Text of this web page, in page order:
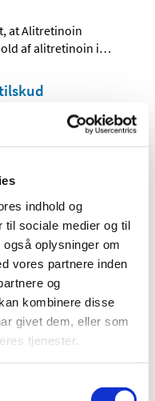
indhold og
til sociale medier og til
oplysninger om
vores partnere inden
og
kombinere disse
givet dem, eller som
tjenester.
at Alitretinoin
af alitretinoin i…
at Jardiance bevarer
” til…
at Enerzair
juli 2021 ændrer…
det
delvist til den